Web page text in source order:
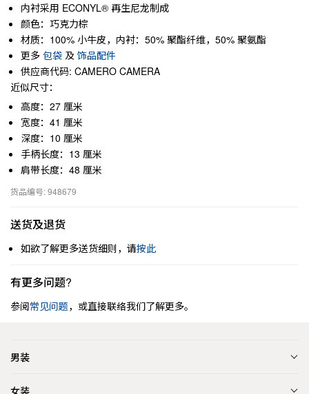
内衬采用 ECONYL® 再生尼龙制成
颜色：巧克力棕
材质：100% 小牛皮，内衬：50% 聚酯纤维，50% 聚氨酯
更多 包袋 及 饰品配件
供应商代码: CAMERO CAMERA
近似尺寸：
高度：27 厘米
宽度：41 厘米
深度：10 厘米
手柄长度：13 厘米
肩带长度：48 厘米
货品编号: 948679
送货及退货
如欲了解更多送货细则，请按此
有更多问题?
参阅常见问题，或直接联络我们了解更多。
男装
女装